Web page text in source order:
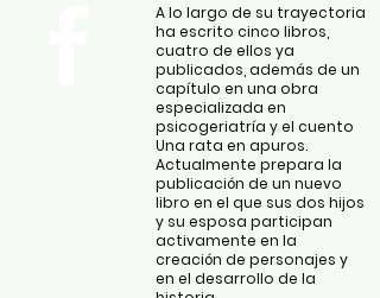
A lo largo de su trayectoria
ha escrito cinco libros,
cuatro de ellos ya
publicados, además de un
capítulo en una obra
especializada en
psicogeriatría y el cuento
Una rata en apuros.
Actualmente prepara la
publicación de un nuevo
libro en el que sus dos hijos
y su esposa participan
activamente en la
creación de personajes y
en el desarrollo de la